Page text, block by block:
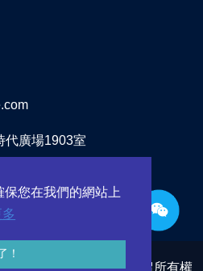
您在我們的網站上
！
代廣場1903室
公司 © 1999 – 2024 |保留所有權